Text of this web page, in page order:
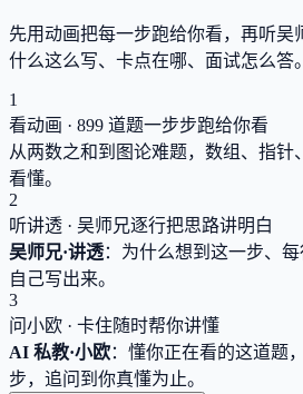
先用动画把每一步跑给你看，再听吴
什么这么写、卡点在哪、面试怎么答。
1
看动画 · 899 道题一步步跑给你看
从两数之和到图论难题，数组、指针
看懂。
2
听讲透 · 吴师兄逐行把思路讲明白
吴师兄·讲透：为什么想到这一步、
自己写出来。
3
问小欧 · 卡住随时帮你讲懂
AI 私教·小欧：懂你正在看的这道题
步，追问到你真懂为止。